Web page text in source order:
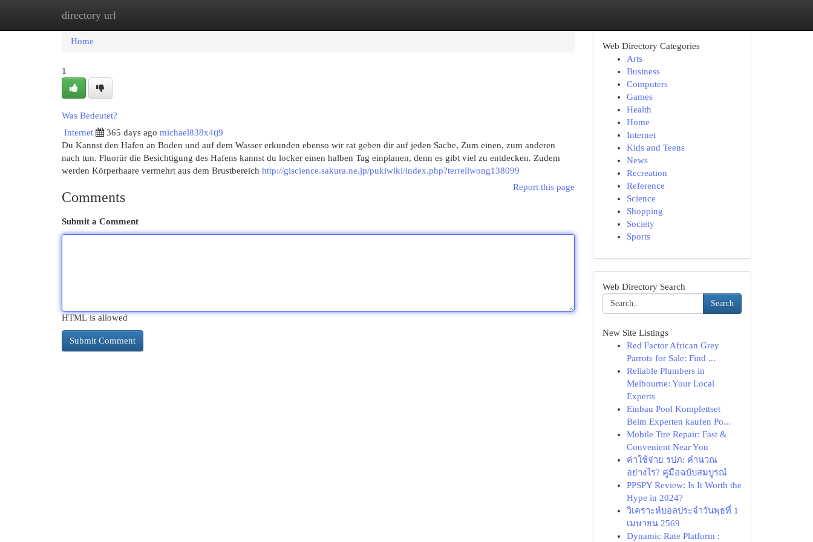
directory url
Home
Home
1
Was Bedeutet?
Internet
365 days ago michael838x4tj9
Du Kannst den Hafen an Boden und auf dem Wasser erkunden ebenso wir rat geben dir auf jeden Sache, Zum einen, zum anderen
nach tun. Fluorür die Besichtigung des Hafens kannst du locker einen halben Tag einplanen, denn es gibt viel zu entdecken. Zudem
werden Körperhaare vermehrt aus dem Brustbereich http://giscience.sakura.ne.jp/pukiwiki/index.php?terrellwong138099
Report this page
Comments
Submit a Comment
HTML is allowed
Web Directory Categories
Arts
Business
Computers
Games
Health
Home
Internet
Kids and Teens
News
Recreation
Reference
Science
Shopping
Society
Sports
Web Directory Search
Search
New Site Listings
Red Factor African Grey
Parrots for Sale: Find ...
Reliable Plumbers in
Melbourne: Your Local
Experts
Einbau Pool Komplettset
Beim Experten kaufen Po...
Mobile Tire Repair: Fast &
Convenient Near You
ค่าใช้จ่าย รปภ: คำนวณ
อย่างไร? คู่มือฉบับสมบูรณ์
PPSPY Review: Is It Worth the
Hype in 2024?
วิเคราะห์บอลประจำวันพุธที่ 1
เมษายน 2569
Dynamic Rate Platform :